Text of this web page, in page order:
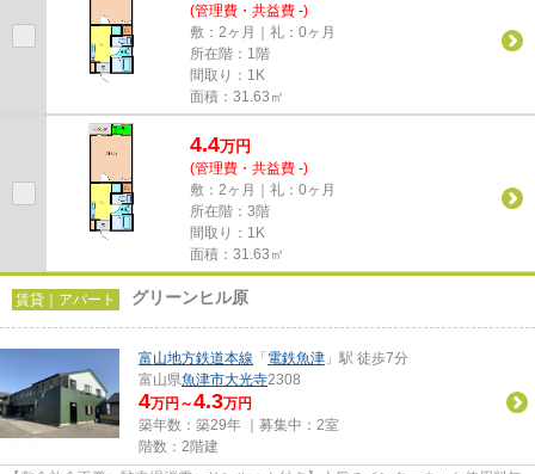
(管理費・共益費 -)
敷：2ヶ月｜礼：0ヶ月
所在階：1階
間取り：1K
面積：31.63㎡
4.4万円
(管理費・共益費 -)
敷：2ヶ月｜礼：0ヶ月
所在階：3階
間取り：1K
面積：31.63㎡
賃貸｜アパート グリーンヒル原
富山地方鉄道本線 「 電鉄魚津 」駅 徒歩7分
富山県魚津市大光寺2308
4万円～4.3万円
築年数：築29年 ｜募集中： 2室
階数：2階建